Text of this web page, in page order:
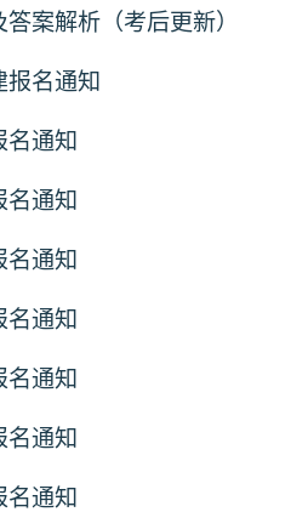
案解析（考后更新）
名通知
通知
通知
通知
通知
通知
通知
通知